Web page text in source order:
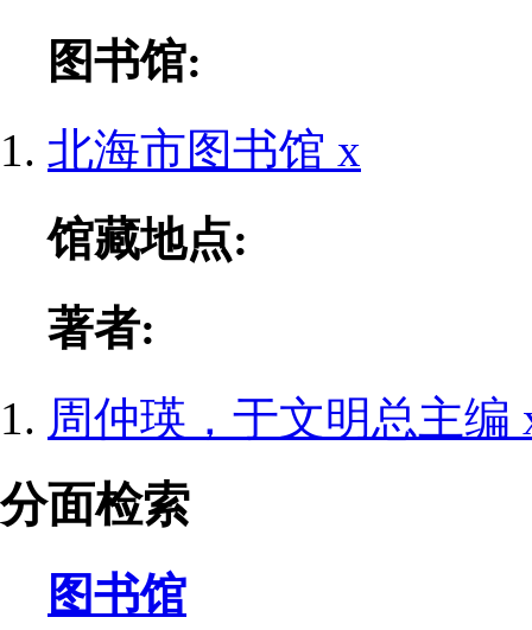
图书馆:
北海市图书馆 x
馆藏地点:
著者:
周仲瑛，于文明总主编
分面检索
图书馆